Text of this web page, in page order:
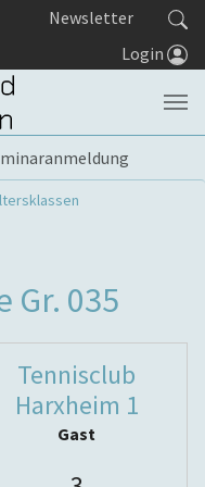
Newsletter
Login
Gr. 035
Tennisclub
Harxheim 1
Gast